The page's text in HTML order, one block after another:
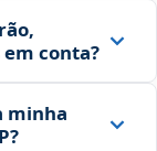
em conta?
minha